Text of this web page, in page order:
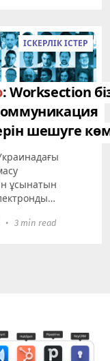
дайын
ІСКЕРЛІК ІСТЕР
: Worksection
шешуге
ұсынатын
мен
• 3 min read